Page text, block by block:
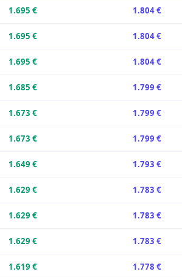
1.695 € 1.804 €
1.695 € 1.804 €
1.695 € 1.804 €
1.685 € 1.799 €
1.673 € 1.799 €
1.673 € 1.799 €
1.649 € 1.793 €
1.629 € 1.783 €
1.629 € 1.783 €
1.629 € 1.783 €
1.619 € 1.778 €